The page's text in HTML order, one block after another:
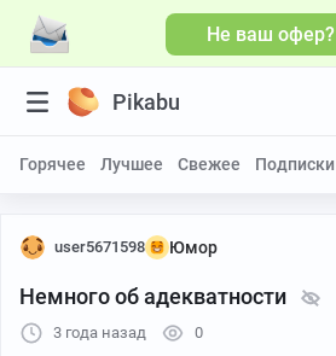
Не ваш офер?
Pikabu
Горячее Лучшее Свежее Подписки
user5671598 Юмор
Немного об адекватности
3 года назад 0